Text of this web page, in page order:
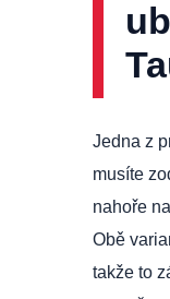
Jedna z
musíte
nahoře
Obě
takže to